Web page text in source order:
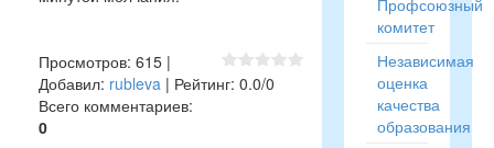
Просмотров: 615 |
Добавил: rubleva | Рейтинг: 0.0/0
Всего комментариев:
0
Профсоюзный
комитет
Независимая
оценка
качества
образования